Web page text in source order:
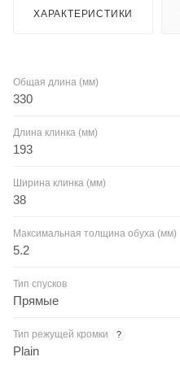
ХАРАКТЕРИСТИКИ
Общая длина (мм)
330
Длина клинка (мм)
193
Ширина клинка (мм)
38
Максимальная толщина обуха (мм)
5.2
Тип спусков
Прямые
Тип режущей кромки ?
Plain